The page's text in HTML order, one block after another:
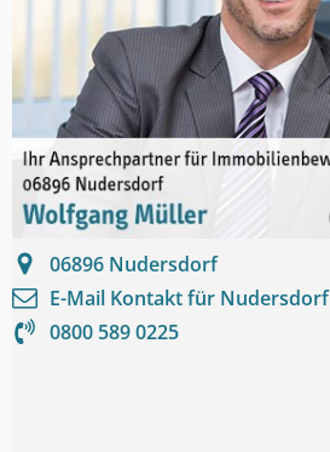
06896 Nudersdorf
E-Mail Kontakt für Nudersdorf
0800 589 0225